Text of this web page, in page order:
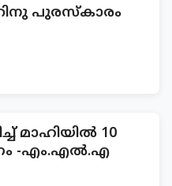
പുരസ്കാരം
മാഹിയിൽ 10
-എം.എൽ.എ